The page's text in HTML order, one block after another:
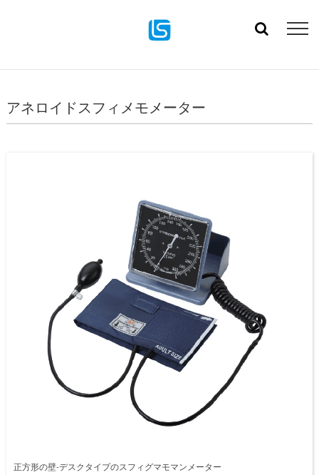
アネロイドスフィメモメーター
正方形の壁-デスクタイプのスフィグマモマンメーター